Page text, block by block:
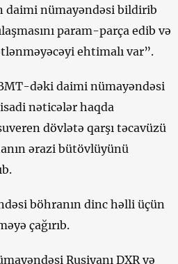
daimi nümayəndəsi bildirib
param-parça edib və
ehtimalı var”.
dəki daimi nümayəndəsi
nəticələr haqda
dövlətə qarşı təcavüzü
ərazi bütövlüyünü
böhranın dinc həlli üçün
çağırıb.
Rusiyanı DXR və